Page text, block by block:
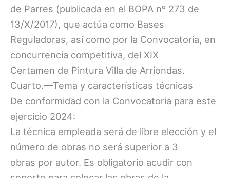
de Parres (publicada en el BOPA nº 273 de
13/X/2017), que actúa como Bases
Reguladoras, así como por la Convocatoria, en
concurrencia competitiva, del XIX
Certamen de Pintura Villa de Arriondas.
Cuarto.—Tema y características técnicas
De conformidad con la Convocatoria para este
ejercicio 2024:
La técnica empleada será de libre elección y el
número de obras no será superior a 3
obras por autor. Es obligatorio acudir con